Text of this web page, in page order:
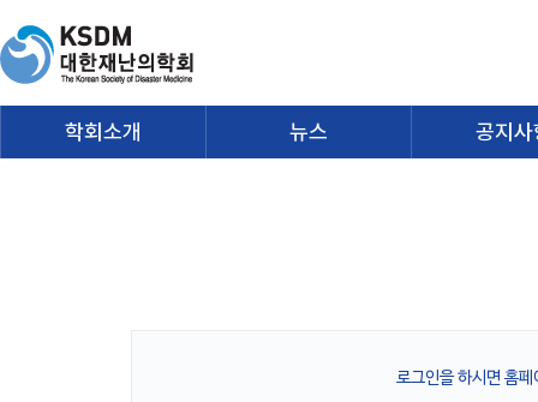
학회소개 뉴스 공지
로그인을 하시면 홈